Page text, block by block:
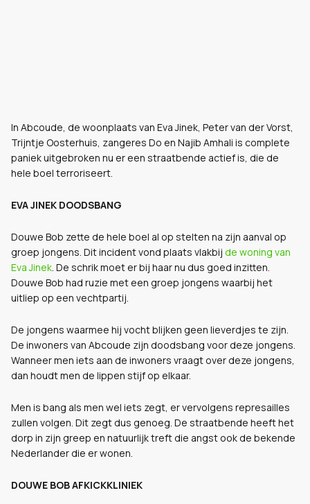
In Abcoude, de woonplaats van Eva Jinek, Peter van der Vorst,
Trijntje Oosterhuis, zangeres Do en Najib Amhali is complete
paniek uitgebroken nu er een straatbende actief is, die de
hele boel terroriseert.
EVA JINEK DOODSBANG
Douwe Bob zette de hele boel al op stelten na zijn aanval op
groep jongens. Dit incident vond plaats vlakbij de woning van
Eva Jinek. De schrik moet er bij haar nu dus goed inzitten.
Douwe Bob had ruzie met een groep jongens waarbij het
uitliep op een vechtpartij.
De jongens waarmee hij vocht blijken geen lieverdjes te zijn.
De inwoners van Abcoude zijn doodsbang voor deze jongens.
Wanneer men iets aan de inwoners vraagt over deze jongens,
dan houdt men de lippen stijf op elkaar.
Men is bang als men wel iets zegt, er vervolgens represailles
zullen volgen. Dit zegt dus genoeg. De straatbende heeft het
dorp in zijn greep en natuurlijk treft die angst ook de bekende
Nederlander die er wonen.
DOUWE BOB AFKICKKLINIEK